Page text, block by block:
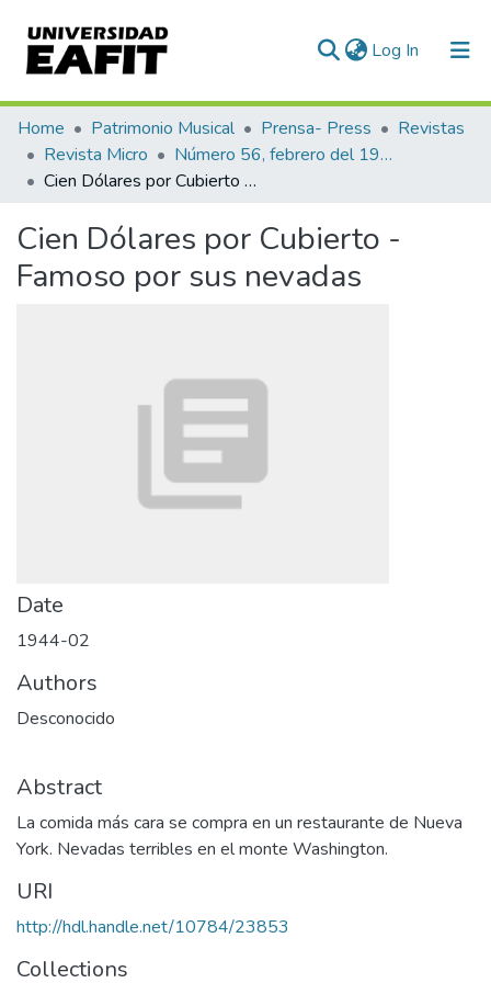
Log In (current)
Communities & Collections
All of DSpace
Home Patrimonio Musical Prensa- Press
Revistas
Revista Micro
Número 56, febrero del 1944
Cien Dólares por Cubierto - Famoso por sus nevadas
Cien Dólares por Cubierto -
Famoso por sus nevadas
Date
1944-02
Authors
Desconocido
Abstract
La comida más cara se compra en un restaurante de Nueva
York. Nevadas terribles en el monte Washington.
URI
http://hdl.handle.net/10784/23853
Collections